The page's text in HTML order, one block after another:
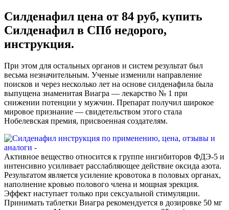
Силденафил цена от 84 руб, купить
Силденафил в СПб недорого,
инструкция.
При этом для остальных органов и систем результат был
весьма незначительным. Ученые изменили направление
поисков и через несколько лет на основе силденафила была
выпущена знаменитая Виагра — лекарство № 1 при
снижении потенции у мужчин. Препарат получил широкое
мировое признание — свидетельством этого стала
Нобелевская премия, присвоенная создателям.
Активное вещество относится к группе ингибиторов ФДЭ-5 и
интенсивно усиливает расслабляющее действие оксида азота.
Результатом является усиление кровотока в половых органах,
наполнение кровью полового члена и мощная эрекция.
Эффект наступает только при сексуальной стимуляции.
Принимать таблетки Виагра рекомендуется в дозировке 50 мг